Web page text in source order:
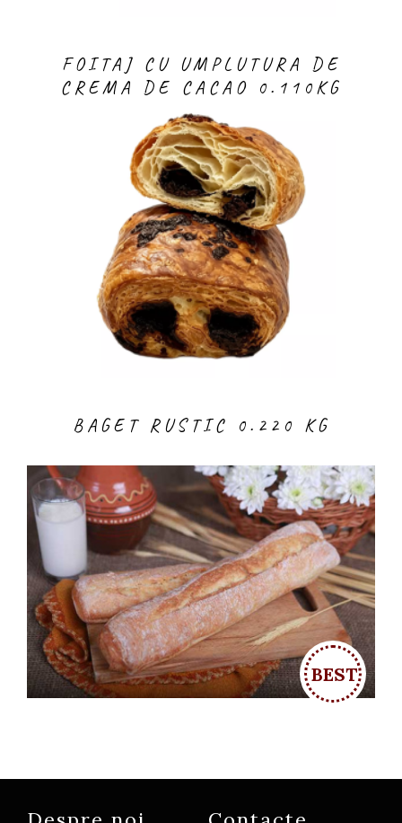
FOITAJ CU UMPLUTURA DE
CREMA DE CACAO 0.110KG
BAGET RUSTIC 0.220 KG